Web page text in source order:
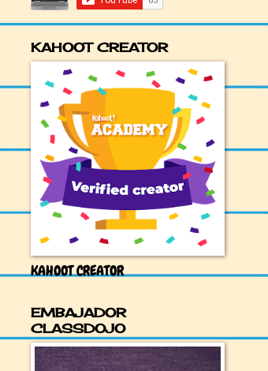
KAHOOT CREATOR
KAHOOT CREATOR
EMBAJADOR
CLASSDOJO